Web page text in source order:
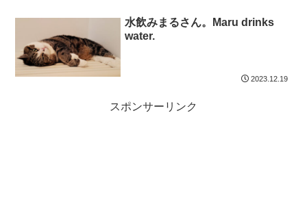
水飲みまるさん。Maru drinks
water.
2023.12.19
スポンサーリンク